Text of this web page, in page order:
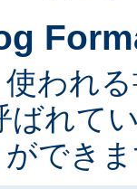
われ
ばれて
でき